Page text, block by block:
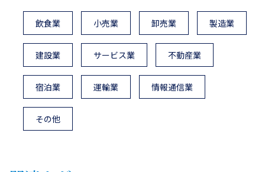
飲食業 小売業 卸売業 製造業
建設業 サービス業 不動産業
宿泊業 運輸業 情報通信業
その他